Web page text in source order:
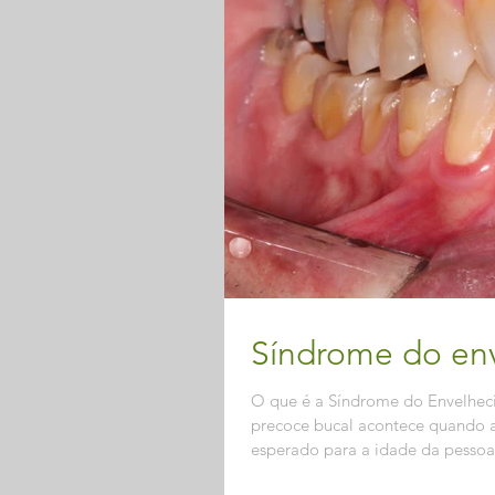
Síndrome do
O que é a Síndrome do
precoce bucal acontece quando
esperado para a idade da